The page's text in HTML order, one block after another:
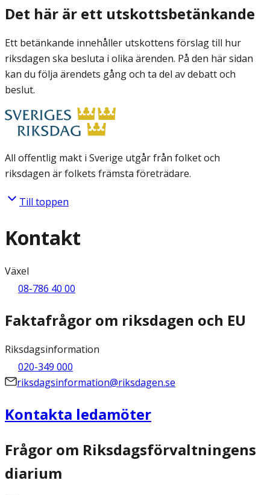
Det här är ett utskottsbetänkande
Ett betänkande innehåller utskottens förslag till hur
riksdagen ska besluta i olika ärenden. På den här sidan
kan du följa ärendets gång och ta del av debatt och
beslut.
All offentlig makt i Sverige utgår från folket och
riksdagen är folkets främsta företrädare.
Till toppen
Kontakt
Växel
08-786 40 00
Faktafrågor om riksdagen och EU
Riksdagsinformation
020-349 000
riksdagsinformation@riksdagen.se
Kontakta ledamöter
Frågor om Riksdagsförvaltningens
diarium